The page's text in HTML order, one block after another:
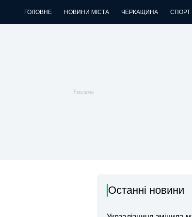
ГОЛОВНЕ НОВИНИ МІСТА ЧЕРКАЩИНА СПОРТ
Останні новини